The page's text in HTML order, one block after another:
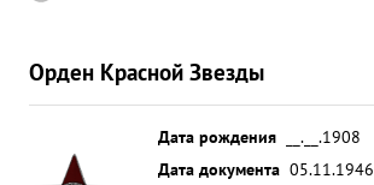
Орден Красной Звезды
Дата рождения
__.__.1908
Дата документа 05.11.1946